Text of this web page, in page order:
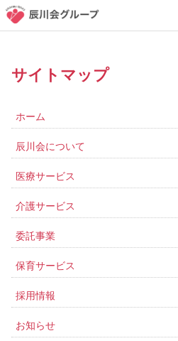
サイトマップ
ホーム
辰川会について
医療サービス
介護サービス
委託事業
保育サービス
採用情報
お知らせ